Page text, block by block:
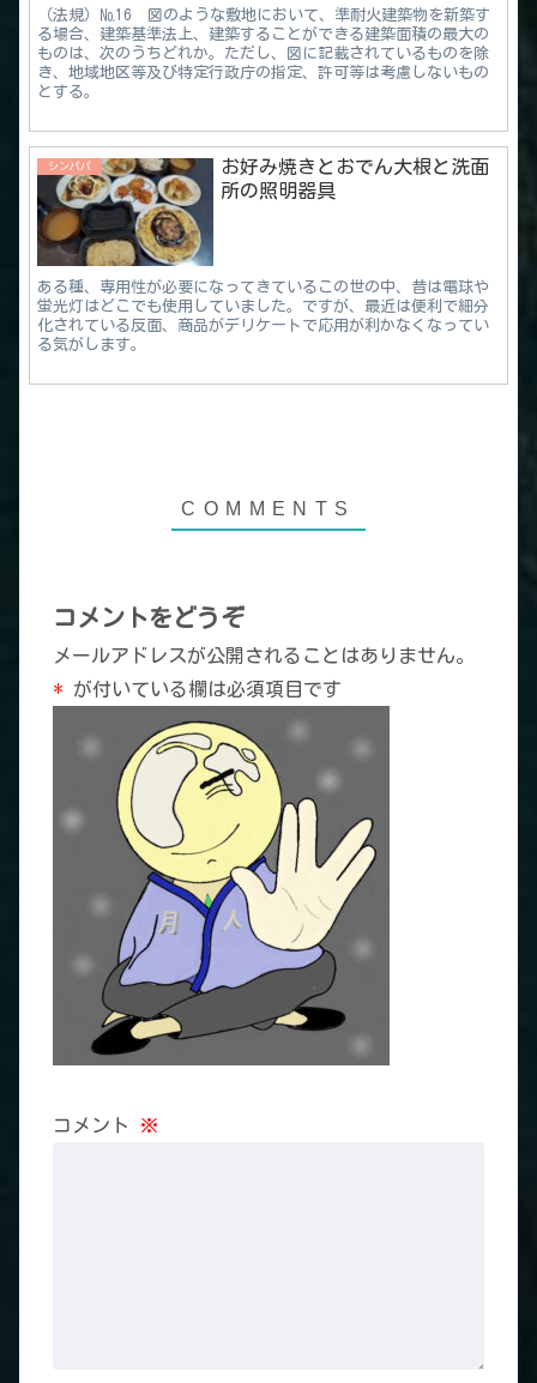
（法規）№16 図のような敷地において、準耐火建築物を新築す
る場合、建築基準法上、建築することができる建築面積の最大の
ものは、次のうちどれか。ただし、図に記載されているものを除
き、地域地区等及び特定行政庁の指定、許可等は考慮しないもの
とする。
シンパパ
お好み焼きとおでん大根と洗面
所の照明器具
ある種、専用性が必要になってきているこの世の中、昔は電球や
蛍光灯はどこでも使用していました。ですが、最近は便利で細分
化されている反面、商品がデリケートで応用が利かなくなってい
る気がします。
コメントをどうぞ
メールアドレスが公開されることはありません。
* が付いている欄は必須項目です
コメント ※